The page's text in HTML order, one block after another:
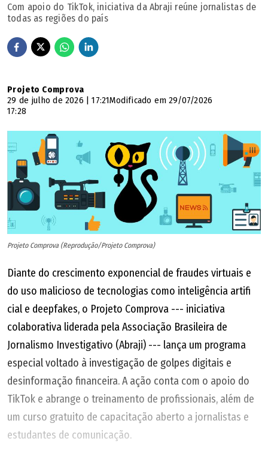
Com apoio do TikTok, iniciativa da Abraji reúne jornalistas de
todas as regiões do país
Projeto Comprova
29 de julho de 2026 | 17:21Modificado em 29/07/2026
17:28
Projeto Comprova (Reprodução/Projeto Comprova)
Diante do crescimento exponencial de fraudes virtuais e
do uso malicioso de tecnologias como inteligência artifi
cial e deepfakes, o Projeto Comprova --- iniciativa
colaborativa liderada pela Associação Brasileira de
Jornalismo Investigativo (Abraji) --- lança um programa
especial voltado à investigação de golpes digitais e
desinformação financeira. A ação conta com o apoio do
TikTok e abrange o treinamento de profissionais, além de
um curso gratuito de capacitação aberto a jornalistas e
estudantes de comunicação.